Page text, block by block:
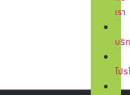
เรา
บริ
โป